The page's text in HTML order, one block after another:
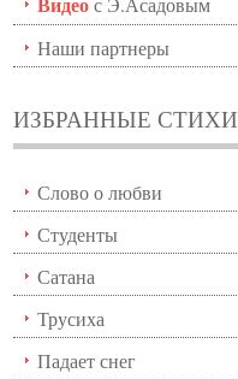
Наши партнеры
ИЗБРАННЫЕ СТИХИ
Слово о любви
Студенты
Сатана
Трусиха
Падает снег